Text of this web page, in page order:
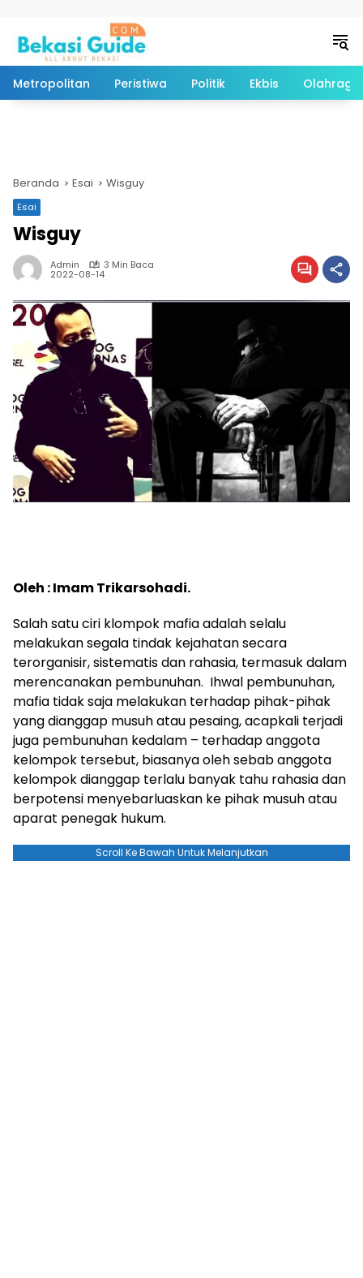
Metropolitan Peristiwa Politik Ekbis Olahraga
Beranda Esai Wisguy
Esai
Wisguy
Admin 3 Min Baca
2022-08-14
Oleh : Imam Trikarsohadi.
Salah satu ciri klompok mafia adalah selalu
melakukan segala tindak kejahatan secara
terorganisir, sistematis dan rahasia, termasuk dalam
merencanakan pembunuhan. Ihwal pembunuhan,
mafia tidak saja melakukan terhadap pihak-pihak
yang dianggap musuh atau pesaing, acapkali terjadi
juga pembunuhan kedalam – terhadap anggota
kelompok tersebut, biasanya oleh sebab anggota
kelompok dianggap terlalu banyak tahu rahasia dan
berpotensi menyebarluaskan ke pihak musuh atau
aparat penegak hukum.
Scroll Ke Bawah Untuk Melanjutkan